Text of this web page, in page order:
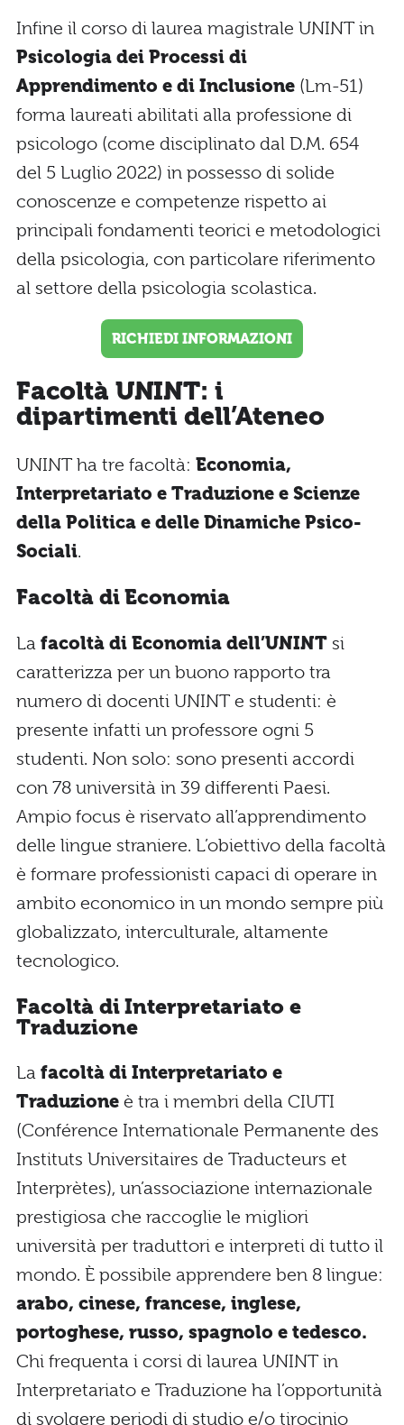
Infine il corso di laurea magistrale UNINT in
Psicologia dei Processi di
Apprendimento e di Inclusione (Lm-51)
forma laureati abilitati alla professione di
psicologo (come disciplinato dal D.M. 654
del 5 Luglio 2022) in possesso di solide
conoscenze e competenze rispetto ai
principali fondamenti teorici e metodologici
della psicologia, con particolare riferimento
al settore della psicologia scolastica.
RICHIEDI INFORMAZIONI
Facoltà UNINT: i
dipartimenti dell’Ateneo
UNINT ha tre facoltà: Economia,
Interpretariato e Traduzione e Scienze
della Politica e delle Dinamiche Psico-
Sociali.
Facoltà di Economia
La facoltà di Economia dell’UNINT si
caratterizza per un buono rapporto tra
numero di docenti UNINT e studenti: è
presente infatti un professore ogni 5
studenti. Non solo: sono presenti accordi
con 78 università in 39 differenti Paesi.
Ampio focus è riservato all’apprendimento
delle lingue straniere. L’obiettivo della facoltà
è formare professionisti capaci di operare in
ambito economico in un mondo sempre più
globalizzato, interculturale, altamente
tecnologico.
Facoltà di Interpretariato e
Traduzione
La facoltà di Interpretariato e
Traduzione è tra i membri della CIUTI
(Conférence Internationale Permanente des
Instituts Universitaires de Traducteurs et
Interprètes), un’associazione internazionale
prestigiosa che raccoglie le migliori
università per traduttori e interpreti di tutto il
mondo. È possibile apprendere ben 8 lingue:
arabo, cinese, francese, inglese,
portoghese, russo, spagnolo e tedesco.
Chi frequenta i corsi di laurea UNINT in
Interpretariato e Traduzione ha l’opportunità
di svolgere periodi di studio e/o tirocinio